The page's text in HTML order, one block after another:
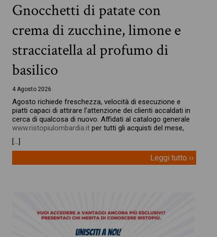
Gnocchetti di patate con
crema di zucchine, limone e
stracciatella al profumo di
basilico
4 Agosto 2026
Agosto richiede freschezza, velocità di esecuzione e
piatti capaci di attirare l’attenzione dei clienti accaldati in
cerca di qualcosa di nuovo. Affidati al catalogo generale
www.ristopiulombardia.it per tutti gli acquisti del mese,
[…]
Leggi tutto ››